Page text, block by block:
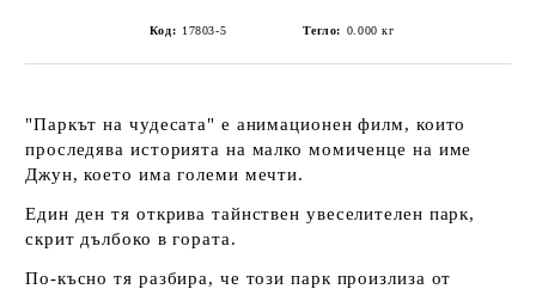
Код: 17803-5 Тегло: 0.000 кг
"Паркът на чудесата" е анимационен филм, които
проследява историята на малко момиченце на име
Джун, което има големи мечти.
Един ден тя открива тайнствен увеселителен парк,
скрит дълбоко в гората.
По-късно тя разбира, че този парк произлиза от